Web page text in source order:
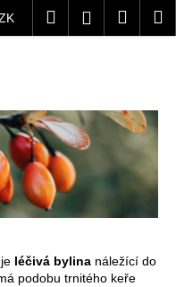
HledatPřihlášení
léčivá bylina náležící do
podobu trnitého keře